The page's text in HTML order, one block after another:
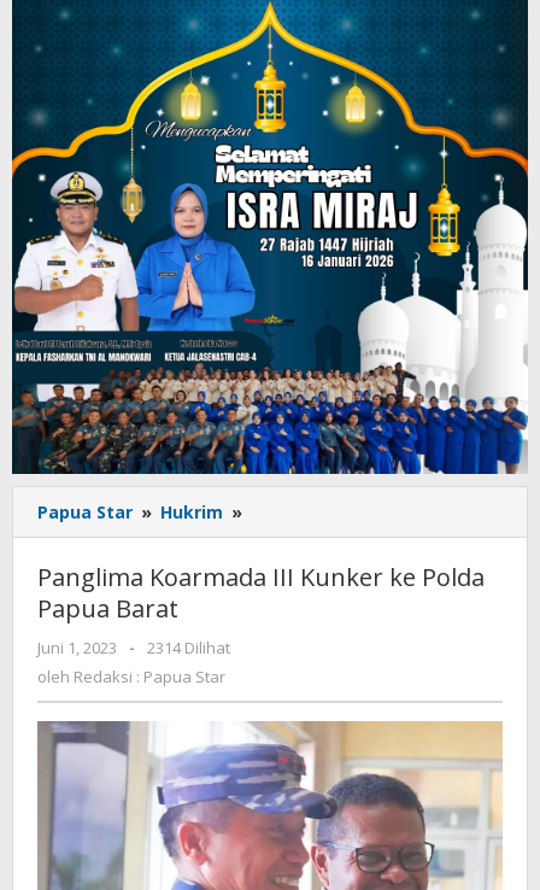
Papua Star » Hukrim »
Koarmada
Kunker
Panglima Koarmada III Kunker ke Polda
Papua Barat
Juni 1, 2023
oleh
Redaksi
Star
-
2314 Dilihat
oleh Redaksi : Papua Star